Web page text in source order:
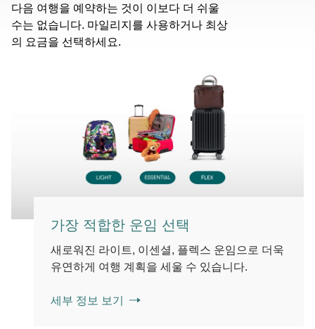
다음 여행을 예약하는 것이 이보다 더 쉬울
수는 없습니다. 마일리지를 사용하거나 최상
의 요금을 선택하세요.
가장 적합한 운임 선택
새로워진 라이트, 이센셜, 플렉스 운임으로 더욱
유연하게 여행 계획을 세울 수 있습니다.
세부 정보 보기